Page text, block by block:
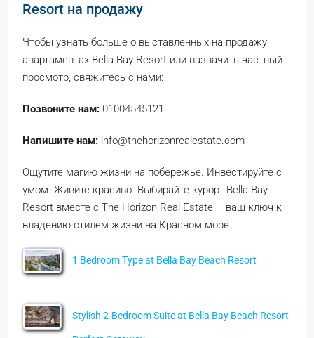
Resort на продажу
Чтобы узнать больше о выставленных на продажу
апартаментах Bella Bay Resort или назначить частный
просмотр, свяжитесь с нами:
Позвоните нам: 01004545121
Напишите нам: info@thehorizonrealestate.com
Ощутите магию жизни на побережье. Инвестируйте с
умом. Живите красиво. Выбирайте курорт Bella Bay
Resort вместе с The Horizon Real Estate – ваш ключ к
владению стилем жизни на Красном море.
1 Bedroom Type at Bella Bay Beach Resort
Stylish 2-Bedroom Suite at Bella Bay Beach Resort-